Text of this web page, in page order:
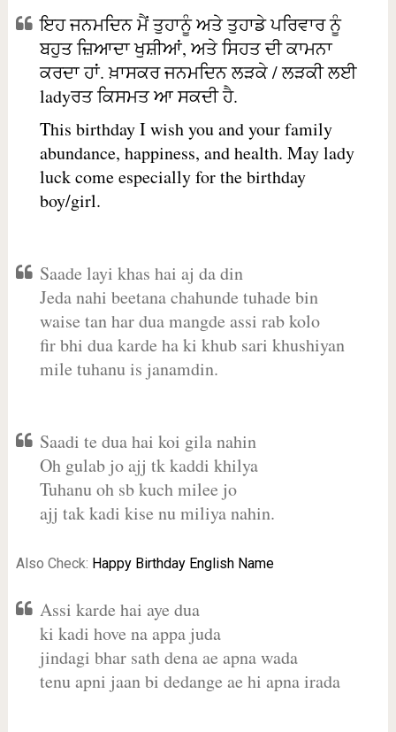
ਇਹ ਜਨਮਦਿਨ ਮੈਂ ਤੁਹਾਨੂੰ ਅਤੇ ਤੁਹਾਡੇ ਪਰਿਵਾਰ ਨੂੰ
ਬਹੁਤ ਜ਼ਿਆਦਾ ਖੁਸ਼ੀਆਂ, ਅਤੇ ਸਿਹਤ ਦੀ ਕਾਮਨਾ
ਕਰਦਾ ਹਾਂ. ਖ਼ਾਸਕਰ ਜਨਮਦਿਨ ਲੜਕੇ / ਲੜਕੀ ਲਈ
ladyਰਤ ਕਿਸਮਤ ਆ ਸਕਦੀ ਹੈ.
This birthday I wish you and your family
abundance, happiness, and health. May lady
luck come especially for the birthday
boy/girl.
Saade layi khas hai aj da din
Jeda nahi beetana chahunde tuhade bin
waise tan har dua mangde assi rab kolo
fir bhi dua karde ha ki khub sari khushiyan
mile tuhanu is janamdin.
Saadi te dua hai koi gila nahin
Oh gulab jo ajj tk kaddi khilya
Tuhanu oh sb kuch milee jo
ajj tak kadi kise nu miliya nahin.
Also Check: Happy Birthday English Name
Assi karde hai aye dua
ki kadi hove na appa juda
jindagi bhar sath dena ae apna wada
tenu apni jaan bi dedange ae hi apna irada